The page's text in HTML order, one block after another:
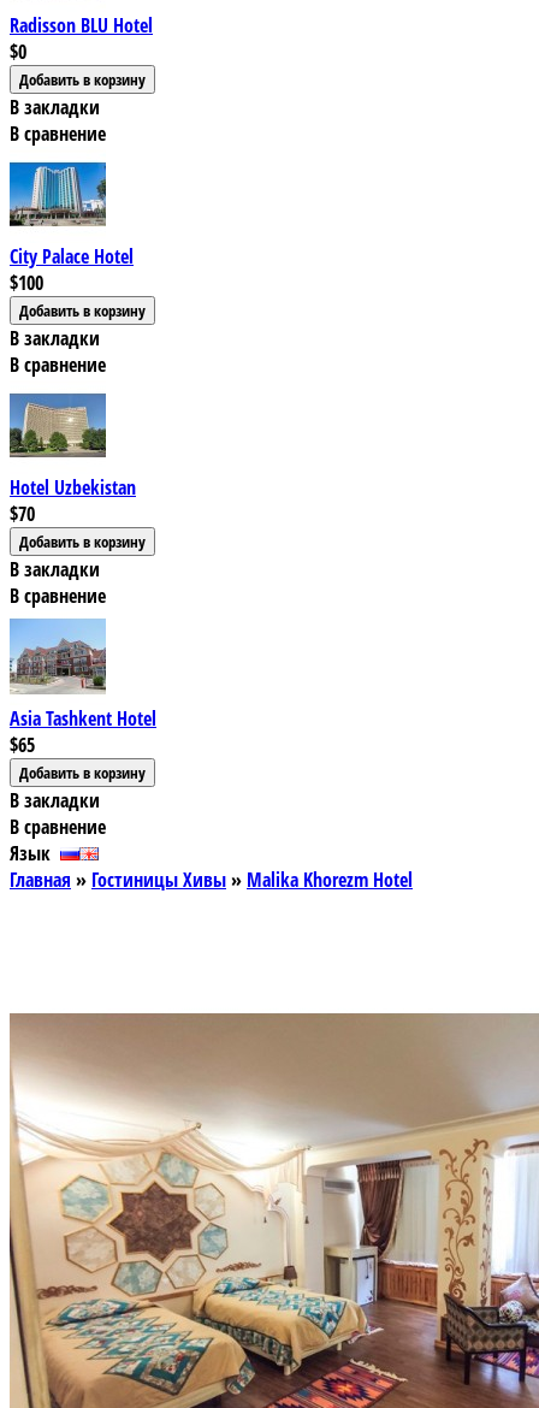
Radisson BLU Hotel
$0
В закладки
В сравнение
City Palace Hotel
$100
В закладки
В сравнение
Hotel Uzbekistan
$70
В закладки
В сравнение
Asia Tashkent Hotel
$65
В закладки
В сравнение
Язык
Главная » Гостиницы Хивы» Malika Khorezm Hotel